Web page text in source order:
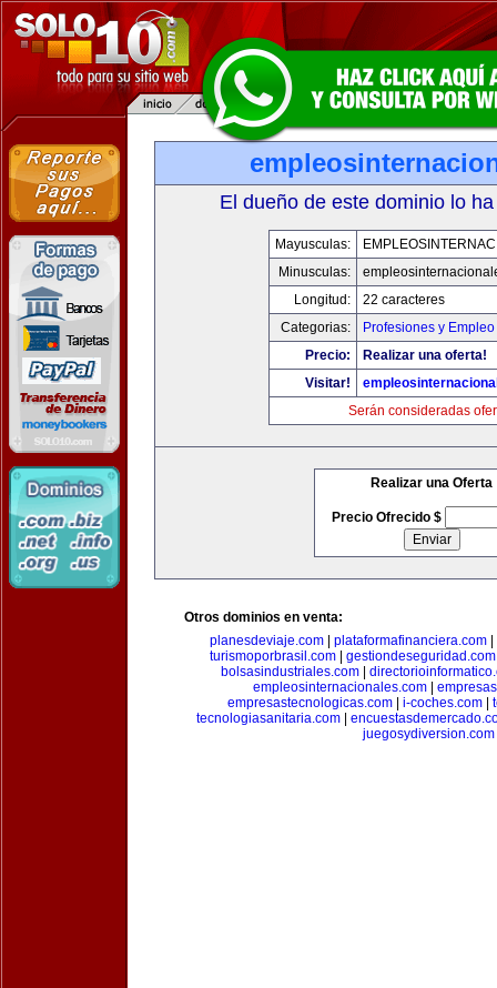
El dueño de este dominio lo
Mayusculas:
Minusculas:
Longitud:
22 caracteres
Categorias:
Profesiones y Empleo
Precio:
Realizar una oferta!
Visitar!
Serán consideradas
Realizar una Oferta
Precio Ofrecido $
Otros dominios en venta:
planesdeviaje.com| plataformafinanciera.com|
turismoporbrasil.com| gestiondeseguridad.com
bolsasindustriales.com
empleosinternacionales.com
empresastecnologicas.com
i-coches.com
tecnologiasanitaria.com|
juegosydiversion.com